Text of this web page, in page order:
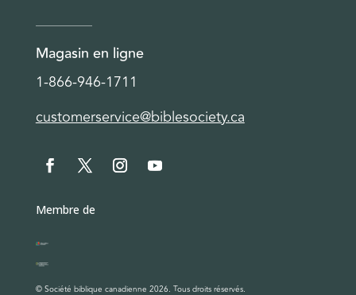
Magasin en ligne
1-866-946-1711
customerservice@biblesociety.ca
Membre de
© Société biblique canadienne 2026. Tous droits réservés.